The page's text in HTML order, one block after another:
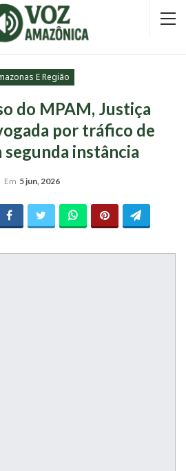
E Região
do MPAM, Justiça
por tráfico de
segunda instância
Em 5 jun, 2026